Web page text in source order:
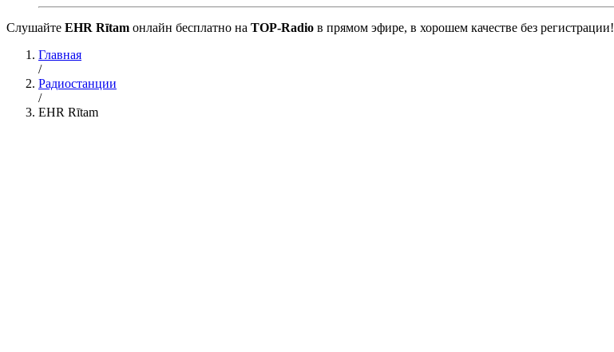
Cлушайте EHR Rītam онлайн бесплатно на TOP-Radio в прямом эфире, в хорошем качестве без регистрации!
Главная
/
Радиостанции
/
EHR Rītam